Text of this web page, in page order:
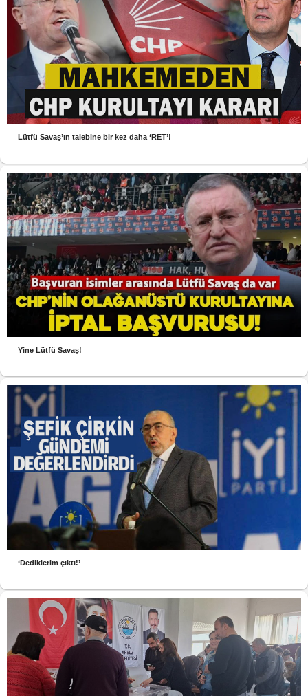
Lütfü Savaş’ın talebine bir kez daha ‘RET’!
Yine Lütfü Savaş!
‘Dediklerim çıktı!’